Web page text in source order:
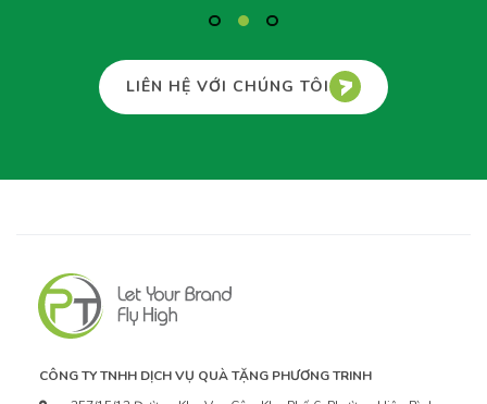
LIÊN HỆ VỚI CHÚNG TÔI
CÔNG TY TNHH DỊCH VỤ QUÀ TẶNG PHƯƠNG TRINH